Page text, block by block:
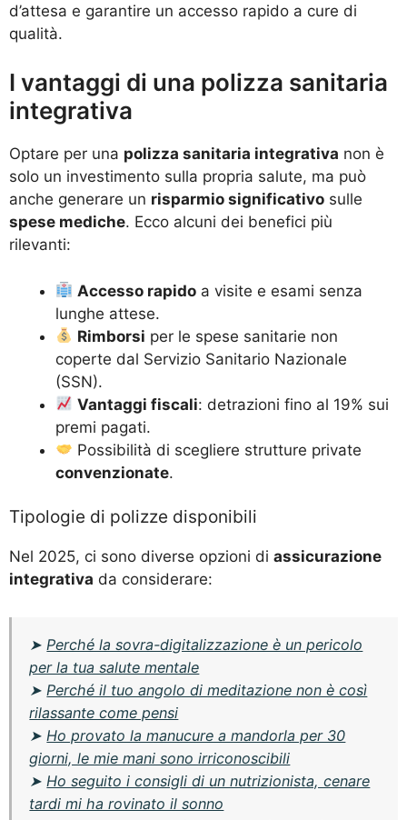
d’attesa e garantire un accesso rapido a cure di
qualità.
I vantaggi di una polizza sanitaria
integrativa
Optare per una polizza sanitaria integrativa non è
solo un investimento sulla propria salute, ma può
anche generare un risparmio significativo sulle
spese mediche. Ecco alcuni dei benefici più
rilevanti:
Accesso rapido a visite e esami senza
lunghe attese.
Rimborsi per le spese sanitarie non
coperte dal Servizio Sanitario Nazionale
(SSN).
Vantaggi fiscali: detrazioni fino al 19% sui
premi pagati.
Possibilità di scegliere strutture private
convenzionate.
Tipologie di polizze disponibili
Nel 2025, ci sono diverse opzioni di assicurazione
integrativa da considerare:
➤Perché la sovra-digitalizzazione è un pericolo
per la tua salute mentale
➤Perché il tuo angolo di meditazione non è così
rilassante come pensi
➤Ho provato la manucure a mandorla per 30
giorni, le mie mani sono irriconoscibili
➤Ho seguito i consigli di un nutrizionista, cenare
tardi mi ha rovinato il sonno